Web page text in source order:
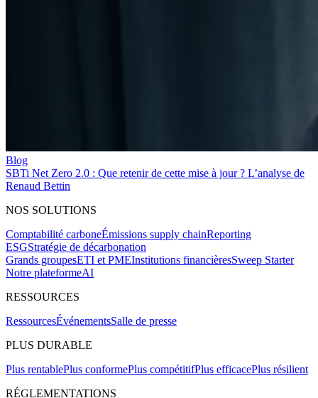
Blog
SBTi Net Zero 2.0 : Que retenir de cette mise à jour ? L’analyse de
Renaud Bettin
NOS SOLUTIONS
Comptabilité carboneÉmissions supply chainReporting
ESGStratégie de décarbonation
Grands groupesETI et PMEInstitutions financièresSweep Starter
Notre plateformeAI
RESSOURCES
RessourcesÉvénementsSalle de presse
PLUS DURABLE
Plus rentablePlus conformePlus compétitifPlus efficacePlus résilient
RÉGLEMENTATIONS